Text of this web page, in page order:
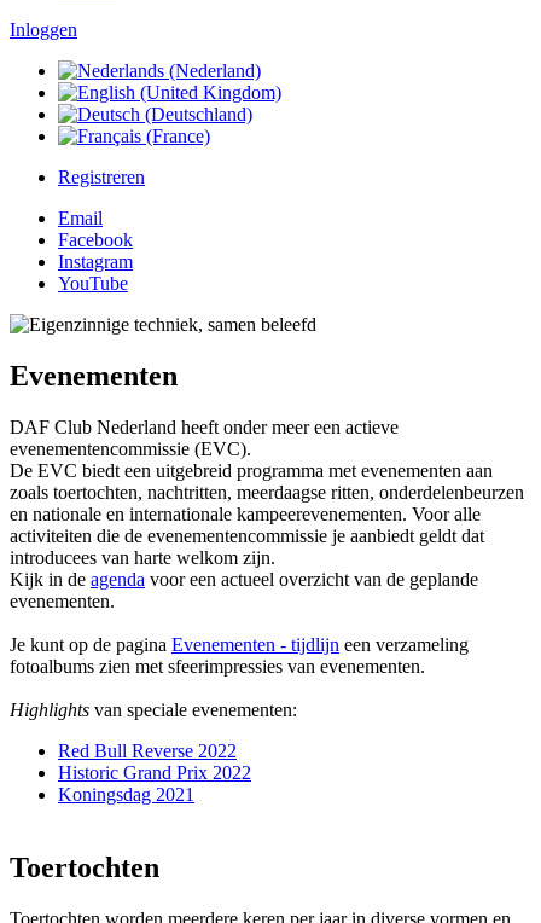
Inloggen
Registreren
Email
Facebook
Instagram
YouTube
Evenementen
DAF Club Nederland heeft onder meer een actieve
evenementencommissie (EVC).
De EVC biedt een uitgebreid programma met evenementen aan
zoals toertochten, nachtritten, meerdaagse ritten, onderdelenbeurzen
en nationale en internationale kampeerevenementen. Voor alle
activiteiten die de evenementencommissie je aanbiedt geldt dat
introducees van harte welkom zijn.
Kijk in de agenda voor een actueel overzicht van de geplande
evenementen.
Je kunt op de pagina Evenementen - tijdlijn een verzameling
fotoalbums zien met sfeerimpressies van evenementen.
Highlights van speciale evenementen:
Red Bull Reverse 2022
Historic Grand Prix 2022
Koningsdag 2021
Toertochten
Toertochten worden meerdere keren per jaar in diverse vormen en